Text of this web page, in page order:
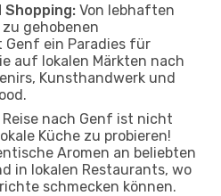
Shopping: Von lebhaften
gehobenen
ein Paradies für
auf lokalen Märkten nach
Kunsthandwerk und
Reise nach Genf ist nicht
Küche zu probieren!
Aromen an beliebten
in lokalen Restaurants, wo
schmecken können.